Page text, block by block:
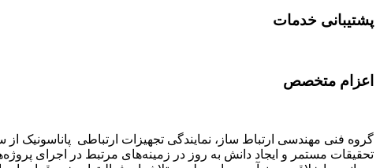
پشتیبانی خدمات
اعزام متخصص
تحقیقات مستمر و ایجاد دانش به‌ روز در زمینه‌های مرتبط در اجرای